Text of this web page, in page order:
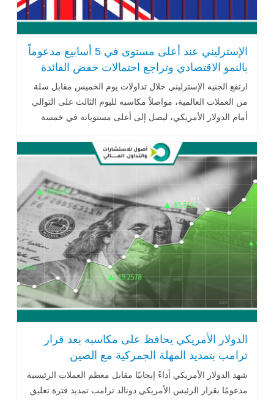
الإسترليني عند أعلى مستوى في 5 أسابيع مدعوماً
بالنمو الاقتصادي وتراجع احتمالات خفض الفائدة
ارتفع الجنيه الإسترليني خلال تداولات يوم الخميس مقابل سلة
من العملات العالمية، مواصلاً مكاسبه لليوم الثالث على التوالي
أمام الدولار الأمريكي، ليصل إلى أعلى مستوياته في خمسة
الدولار الأمريكي يحافظ على مكاسبه بعد قرار
ترامب بتمديد المهلة الجمركية مع الصين
شهد الدولار الأمريكي أداءً إيجابيًا مقابل معظم العملات الرئيسية
مدعومًا بقرار الرئيس الأمريكي دونالد ترامب تمديد فترة تعليق